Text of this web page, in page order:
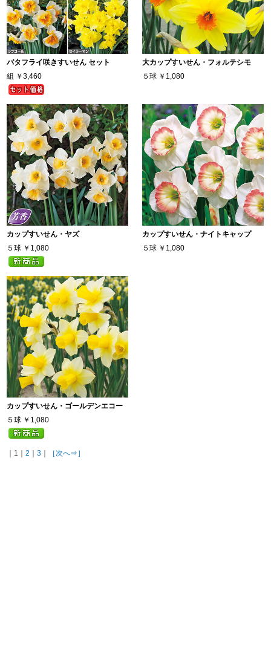
バタフライ咲きすいせん セット
組 ￥3,460
大カップすいせん・フォルテシモ
５球 ￥1,080
カップすいせん・ヤズ
５球 ￥1,080
カップすいせん・ナイトキャップ
５球 ￥1,080
カップすいせん・ゴールデンエコー
５球 ￥1,080
｜1｜2 ｜3 ［次へ⇒］